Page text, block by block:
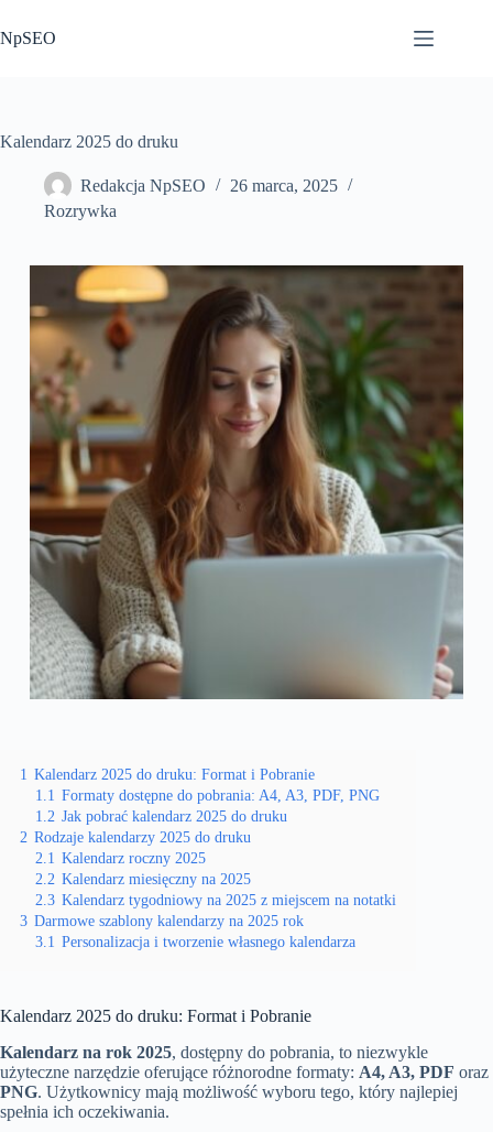
do
treści
NpSEO
Kalendarz 2025 do druku
Redakcja NpSEO
26 marca, 2025
Rozrywka
1 Kalendarz 2025 do druku: Format i Pobranie
1.1 Formaty dostępne do pobrania: A4, A3, PDF, PNG
1.2 Jak pobrać kalendarz 2025 do druku
2 Rodzaje kalendarzy 2025 do druku
2.1 Kalendarz roczny 2025
2.2 Kalendarz miesięczny na 2025
2.3 Kalendarz tygodniowy na 2025 z miejscem na notatki
3 Darmowe szablony kalendarzy na 2025 rok
3.1 Personalizacja i tworzenie własnego kalendarza
Kalendarz 2025 do druku: Format i Pobranie
Kalendarz na rok 2025, dostępny do pobrania, to niezwykle
użyteczne narzędzie oferujące różnorodne formaty: A4, A3, PDF oraz
PNG. Użytkownicy mają możliwość wyboru tego, który najlepiej
spełnia ich oczekiwania.